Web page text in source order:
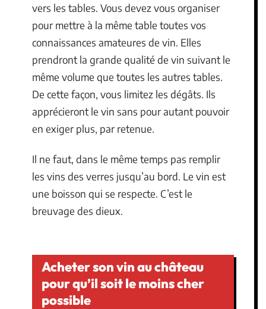
vers les tables. Vous devez vous organiser
pour mettre à la même table toutes vos
connaissances amateures de vin. Elles
prendront la grande qualité de vin suivant le
même volume que toutes les autres tables.
De cette façon, vous limitez les dégâts. Ils
apprécieront le vin sans pour autant pouvoir
en exiger plus, par retenue.
Il ne faut, dans le même temps pas remplir
les vins des verres jusqu’au bord. Le vin est
une boisson qui se respecte. C’est le
breuvage des dieux.
Acheter son vin au château
pour qu’il soit le moins cher
possible